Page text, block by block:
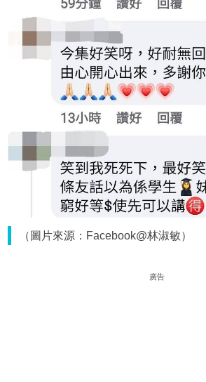
（圖片來源：Facebook@林淑敏）
廣告